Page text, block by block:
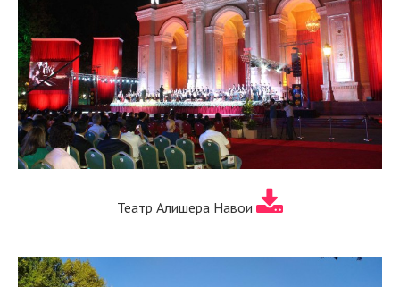
Театр Алишера Навои